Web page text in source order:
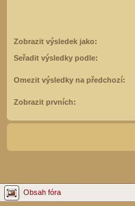
Zobrazit výsledek jako:
Seřadit výsledky podle:
Omezit výsledky na předchozí:
Zobrazit prvních:
Obsah fóra